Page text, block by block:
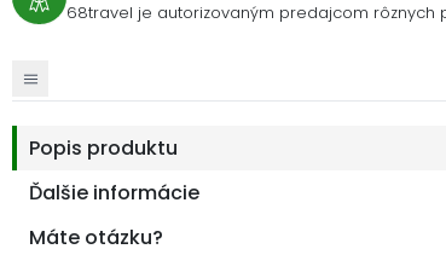
68travel je autorizovaným predajcom rôznych
Popis produktu
Ďalšie informácie
Máte otázku?